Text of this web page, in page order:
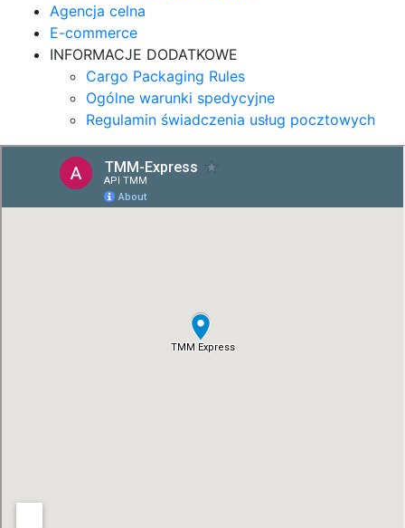
Agencja celna
E-commerce
INFORMACJE DODATKOWE
Cargo Packaging Rules
Ogólne warunki spedycyjne
Regulamin świadczenia usług pocztowych